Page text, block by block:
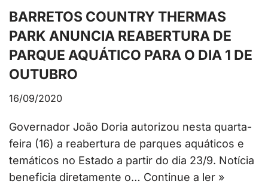
BARRETOS COUNTRY THERMAS
PARK ANUNCIA REABERTURA DE
PARQUE AQUÁTICO PARA O DIA 1 DE
OUTUBRO
16/09/2020
Governador João Doria autorizou nesta quarta-
feira (16) a reabertura de parques aquáticos e
temáticos no Estado a partir do dia 23/9. Notícia
beneficia diretamente o… Continue a ler »